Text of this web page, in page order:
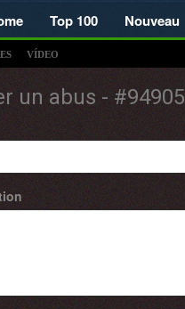
Top 100 Nouveau
VÍDEO
un abus - #94905